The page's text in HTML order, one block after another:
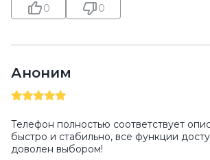
0 0
Аноним
Телефон полностью соответствует
быстро и стабильно, все функции
доволен выбором!